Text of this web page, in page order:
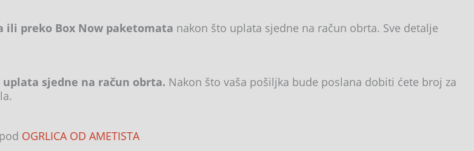
ili preko Box Now paketomata nakon što uplata sjedne na račun obrta. Sve detalje
sjedne na račun obrta. Nakon što vaša pošiljka bude poslana dobiti ćete broj za
OGRLICA OD AMETISTA